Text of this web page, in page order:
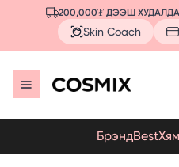
200,000₮ ДЭЭШ
Skin Coach
БрэндBest